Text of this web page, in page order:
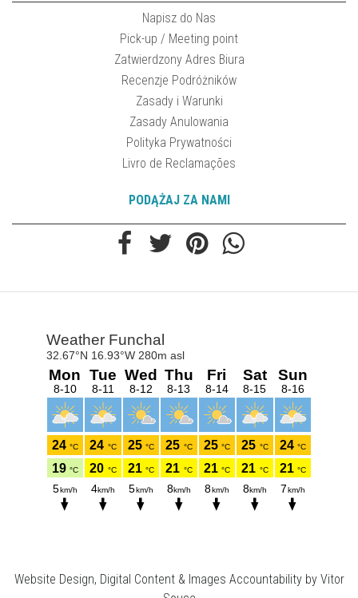
Napisz do Nas
Pick-up / Meeting point
Zatwierdzony Adres Biura
Recenzje Podróżników
Zasady i Warunki
Zasady Anulowania
Polityka Prywatności
Livro de Reclamações
PODĄŻAJ ZA NAMI
Website Design, Digital Content & Images Accountability by Vitor